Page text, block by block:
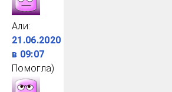
Али:
21.06.2020
в 09:07
Помогла)